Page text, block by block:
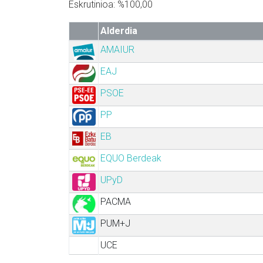
Eskrutinioa: %100,00
Alderdia
AMAIUR
EAJ
PSOE
PP
EB
EQUO Berdeak
UPyD
PACMA
PUM+J
UCE